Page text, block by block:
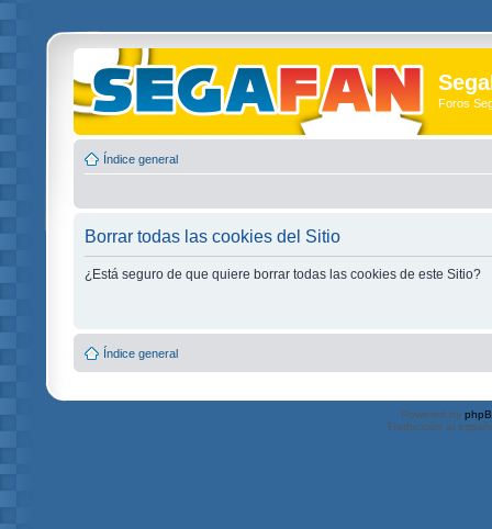
Foros
Índice general
Borrar todas las cookies del Sitio
¿Está seguro de que quiere borrar todas las cookies de este Sitio?
Índice general
Powered by
Traducción al